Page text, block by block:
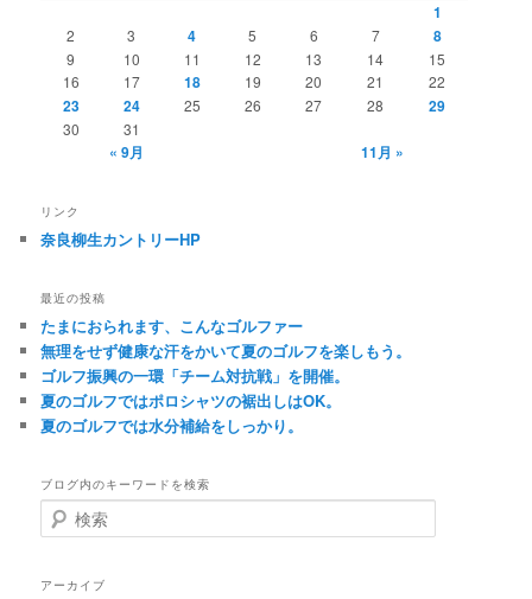
1
2 3 4 5 6 7 8
9 10 11 12 13 14
15
16
17 18 19 20 21 22
23 24 25 26 27 28 29
30 31
« 9月 11月 »
リンク
奈良柳生カントリーHP
最近の投稿
たまにおられます、こんなゴルファー
無理をせず健康な汗をかいて夏のゴルフを楽しもう。
ゴルフ振興の一環「チーム対抗戦」を開催。
夏のゴルフではポロシャツの裾出しはOK。
夏のゴルフでは水分補給をしっかり。
ブログ内のキーワードを検索
検
索
アーカイブ